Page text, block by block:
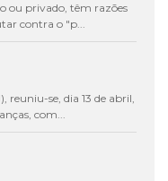
ou privado, têm razões
contra o "p...
reuniu-se, dia 13 de abril,
com...